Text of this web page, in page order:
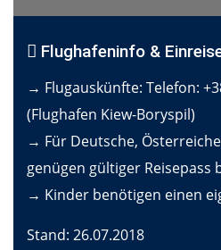
Flughafeninfo &
→ Flugauskünfte: Telefon:
(Flughafen Kiew-Boryspil)
→ Für Deutsche,
genügen gültiger Reisepass
→ Kinder benötigen einen
Stand: 26.07.2018